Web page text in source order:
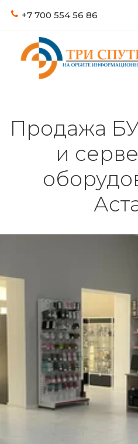
+7 700 554 56 86
Продажа
и